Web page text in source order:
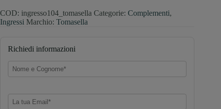
COD: ingresso104_tomasella Categorie: Complementi,
Ingressi Marchio: Tomasella
Richiedi informazioni